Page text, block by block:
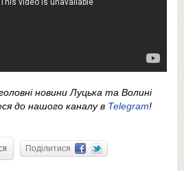
новини Луцька та Волині
до нашого каналу в Telegram!
Поділитися